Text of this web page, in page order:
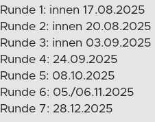
Runde 1: innen 17.08.2025
Runde 2: innen 20.08.2025
Runde 3: innen 03.09.2025
Runde 4: 24.09.2025
Runde 5: 08.10.2025
Runde 6: 05./06.11.2025
Runde 7: 28.12.2025